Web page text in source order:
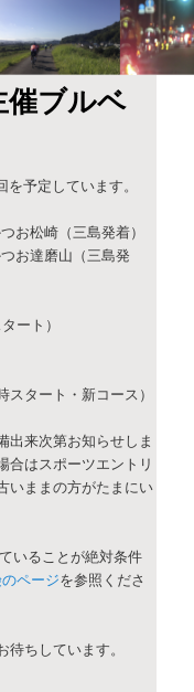
のブルベ情報を発信していま
催ブルベ
予定しています。
お松崎（三島発着）
お達磨山（三島発
ート）
スタート・新コース）
出来次第お知らせしま
合はスポーツエントリ
いままの方がたまにい
いることが絶対条件
ページを参照くださ
ちしています。